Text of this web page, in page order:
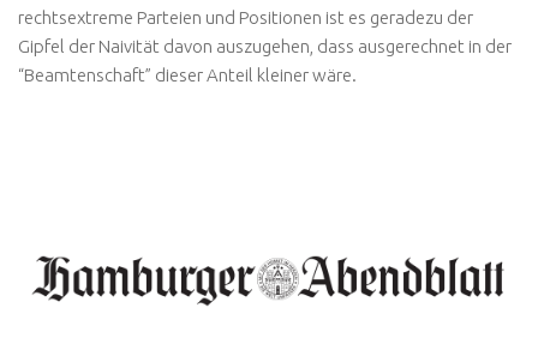
rechtsextreme Parteien und Positionen ist es geradezu der
Gipfel der Naivität davon auszugehen, dass ausgerechnet in der
“Beamtenschaft” dieser Anteil kleiner wäre.